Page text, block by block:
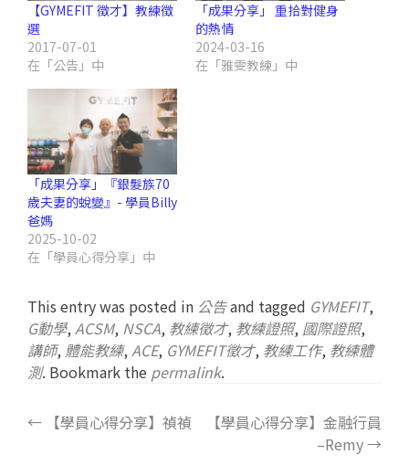
【GYMEFIT 徵才】教練徵
選
2017-07-01
在「公告」中
「成果分享」 重拾對健身
的熱情
2024-03-16
在「雅雯教練」中
「成果分享」『銀髮族70
歲夫妻的蛻變』- 學員Billy
爸媽
2025-10-02
在「學員心得分享」中
This entry was posted in 公告and tagged GYMEFIT,
G動學, ACSM, NSCA, 教練徵才, 教練證照, 國際證照,
講師, 體能教練, ACE, GYMEFIT徵才, 教練工作, 教練體
測. Bookmark the permalink.
← 【學員心得分享】禎禎
【學員心得分享】金融行員
–Remy→